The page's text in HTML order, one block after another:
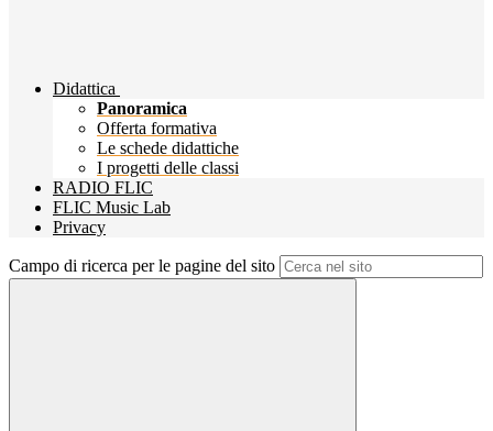
Didattica
Panoramica
Offerta formativa
Le schede didattiche
I progetti delle classi
RADIO FLIC
FLIC Music Lab
Privacy
Campo di ricerca per le pagine del sito